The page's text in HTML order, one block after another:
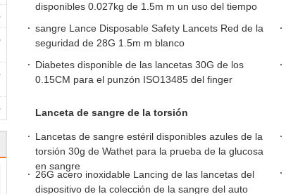
disponibles 0.027kg de 1.5m m un uso del tiempo
sangre Lance Disposable Safety Lancets Red de la
seguridad de 28G 1.5m m blanco
Diabetes disponible de las lancetas 30G de los
0.15CM para el punzón ISO13485 del finger
Lanceta de sangre de la torsión
Lancetas de sangre estéril disponibles azules de la
torsión 30g de Wathet para la prueba de la glucosa
en sangre
26G acero inoxidable Lancing de las lancetas del
dispositivo de la colección de la sangre del auto